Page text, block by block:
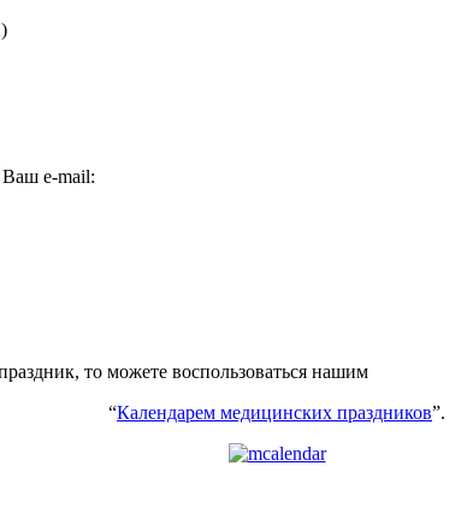
Ваш e-mail:
то можете воспользоваться нашим
“Календарем медицинских праздников”.